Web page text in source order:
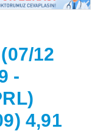
12
-
4,91